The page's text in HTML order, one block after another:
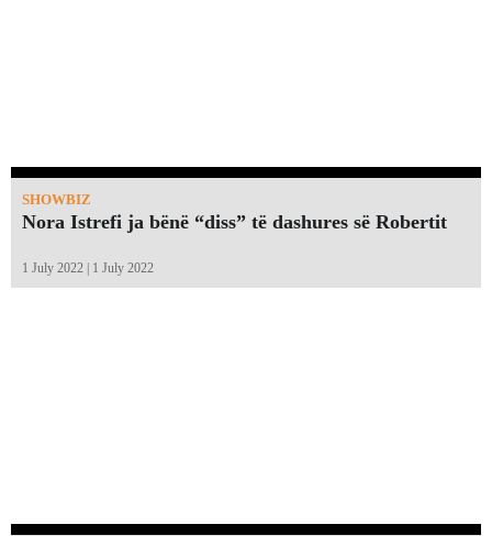
SHOWBIZ
Nora Istrefi ja bënë “diss” të dashures së Robertit
1 July 2022 | 1 July 2022